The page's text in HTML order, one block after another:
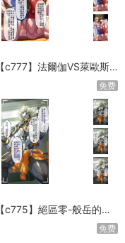
【c777】法爾伽VS萊歐斯
免费
【c775】絕區零-般岳的訓
免费